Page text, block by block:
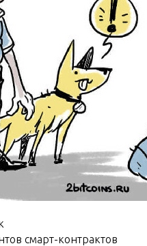
смарт-контрактов